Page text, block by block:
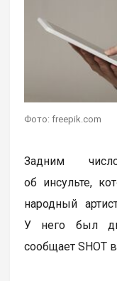
Фото: freepik.com
Задним
об инсульте,
народный
У него был
сообщает SHOT